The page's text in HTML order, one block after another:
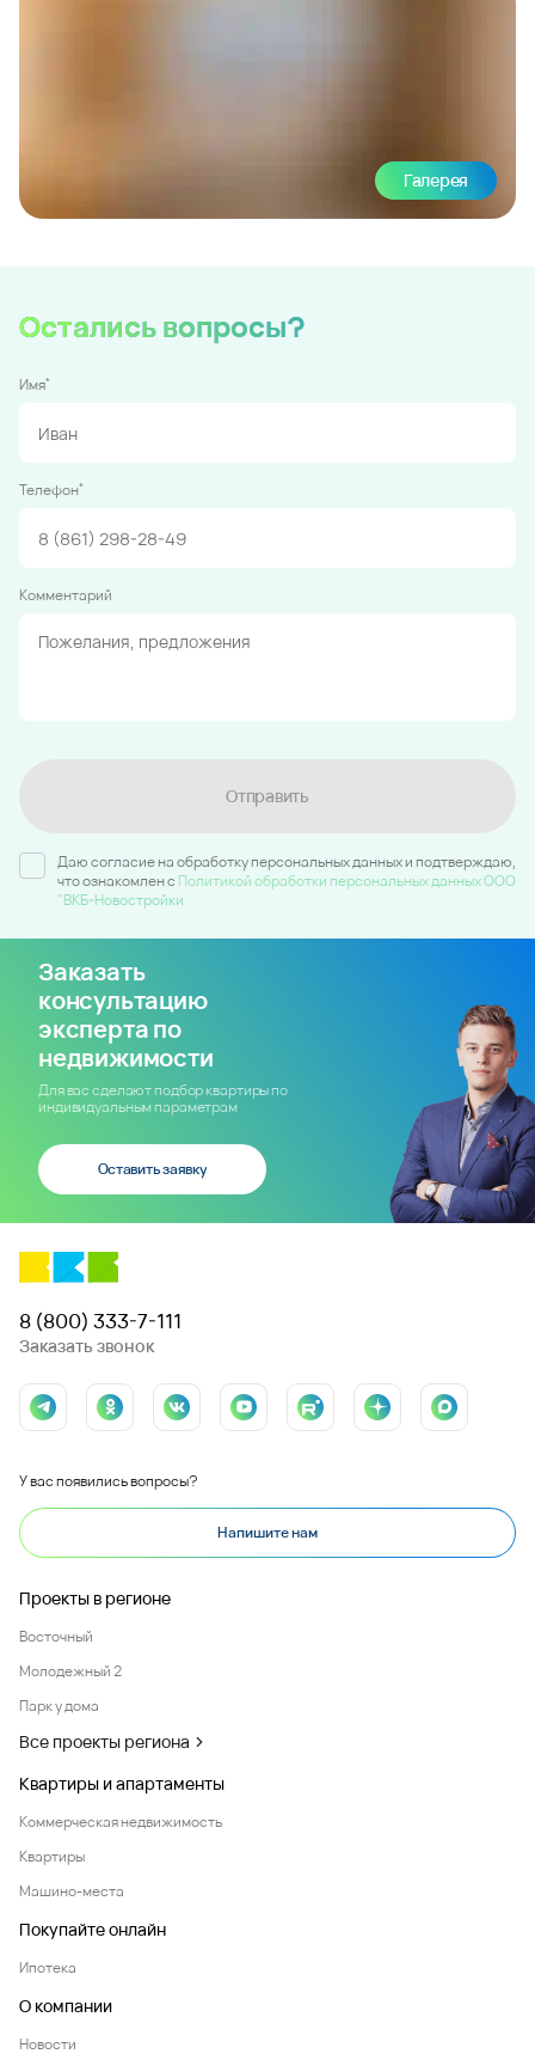
Галерея
Остались вопросы?
Имя*
Телефон*
Комментарий
Отправить
Даю согласие на обработку персональных данных и подтверждаю,
что ознакомлен c Политикой обработки персональных данных ООО
"ВКБ-Новостройки
Заказать
консультацию
эксперта по
недвижимости
Для вас сделают подбор квартиры по
индивидуальным параметрам
Оставить заявку
8 (800) 333-7-111
Заказать звонок
У вас появились вопросы?
Напишите нам
Проекты в регионе
Восточный
Молодежный 2
Парк у дома
Все проекты региона
Квартиры и апартаменты
Коммерческая недвижимость
Квартиры
Машино-места
Покупайте онлайн
Ипотека
О компании
Новости